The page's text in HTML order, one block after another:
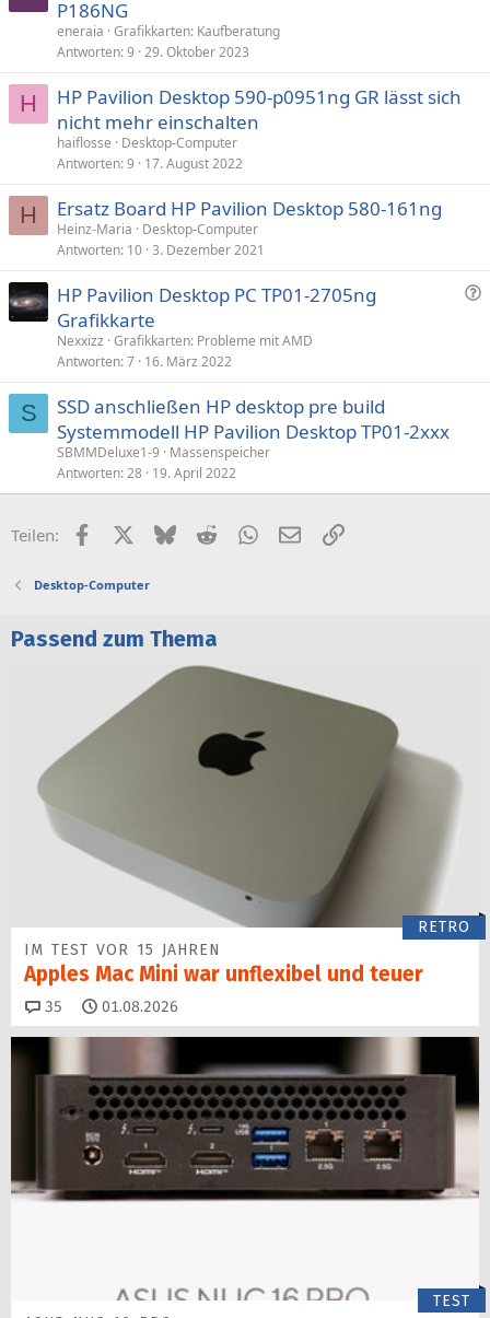
P186NG
eneraia Grafikkarten: Kaufberatung
Antworten 9 29. Oktober 2023
H
HP Pavilion Desktop 590-p0951ng GR lässt sich
nicht mehr einschalten
haiflosse
Desktop-Computer
Antworten 9 17. August 2022
H Ersatz Board HP Pavilion Desktop 580-161ng
Heinz-Maria
Desktop-Computer
Antworten 10 3. Dezember 2021
F
e
HP Pavilion Desktop PC TP01-2705ng
Grafikkarte
Nexxizz Grafikkarten: Probleme mit AMD
Antworten 7 16. März 2022
S
SSD anschließen HP desktop pre build
Systemmodell HP Pavilion Desktop TP01-2xxx
SBMMDeluxe1-9
Massenspeicher
Antworten 28 19. April 2022
Teilen: FacebookX (Twitter)
BlueskyRedditWhatsApp
E-MailLink
Desktop-Computer
Passend zum Thema
RETRO
IM TEST VOR 15 JAHREN
Apples Mac Mini war unflexibel und teuer
35 Kommentare
01.08.2026
TEST